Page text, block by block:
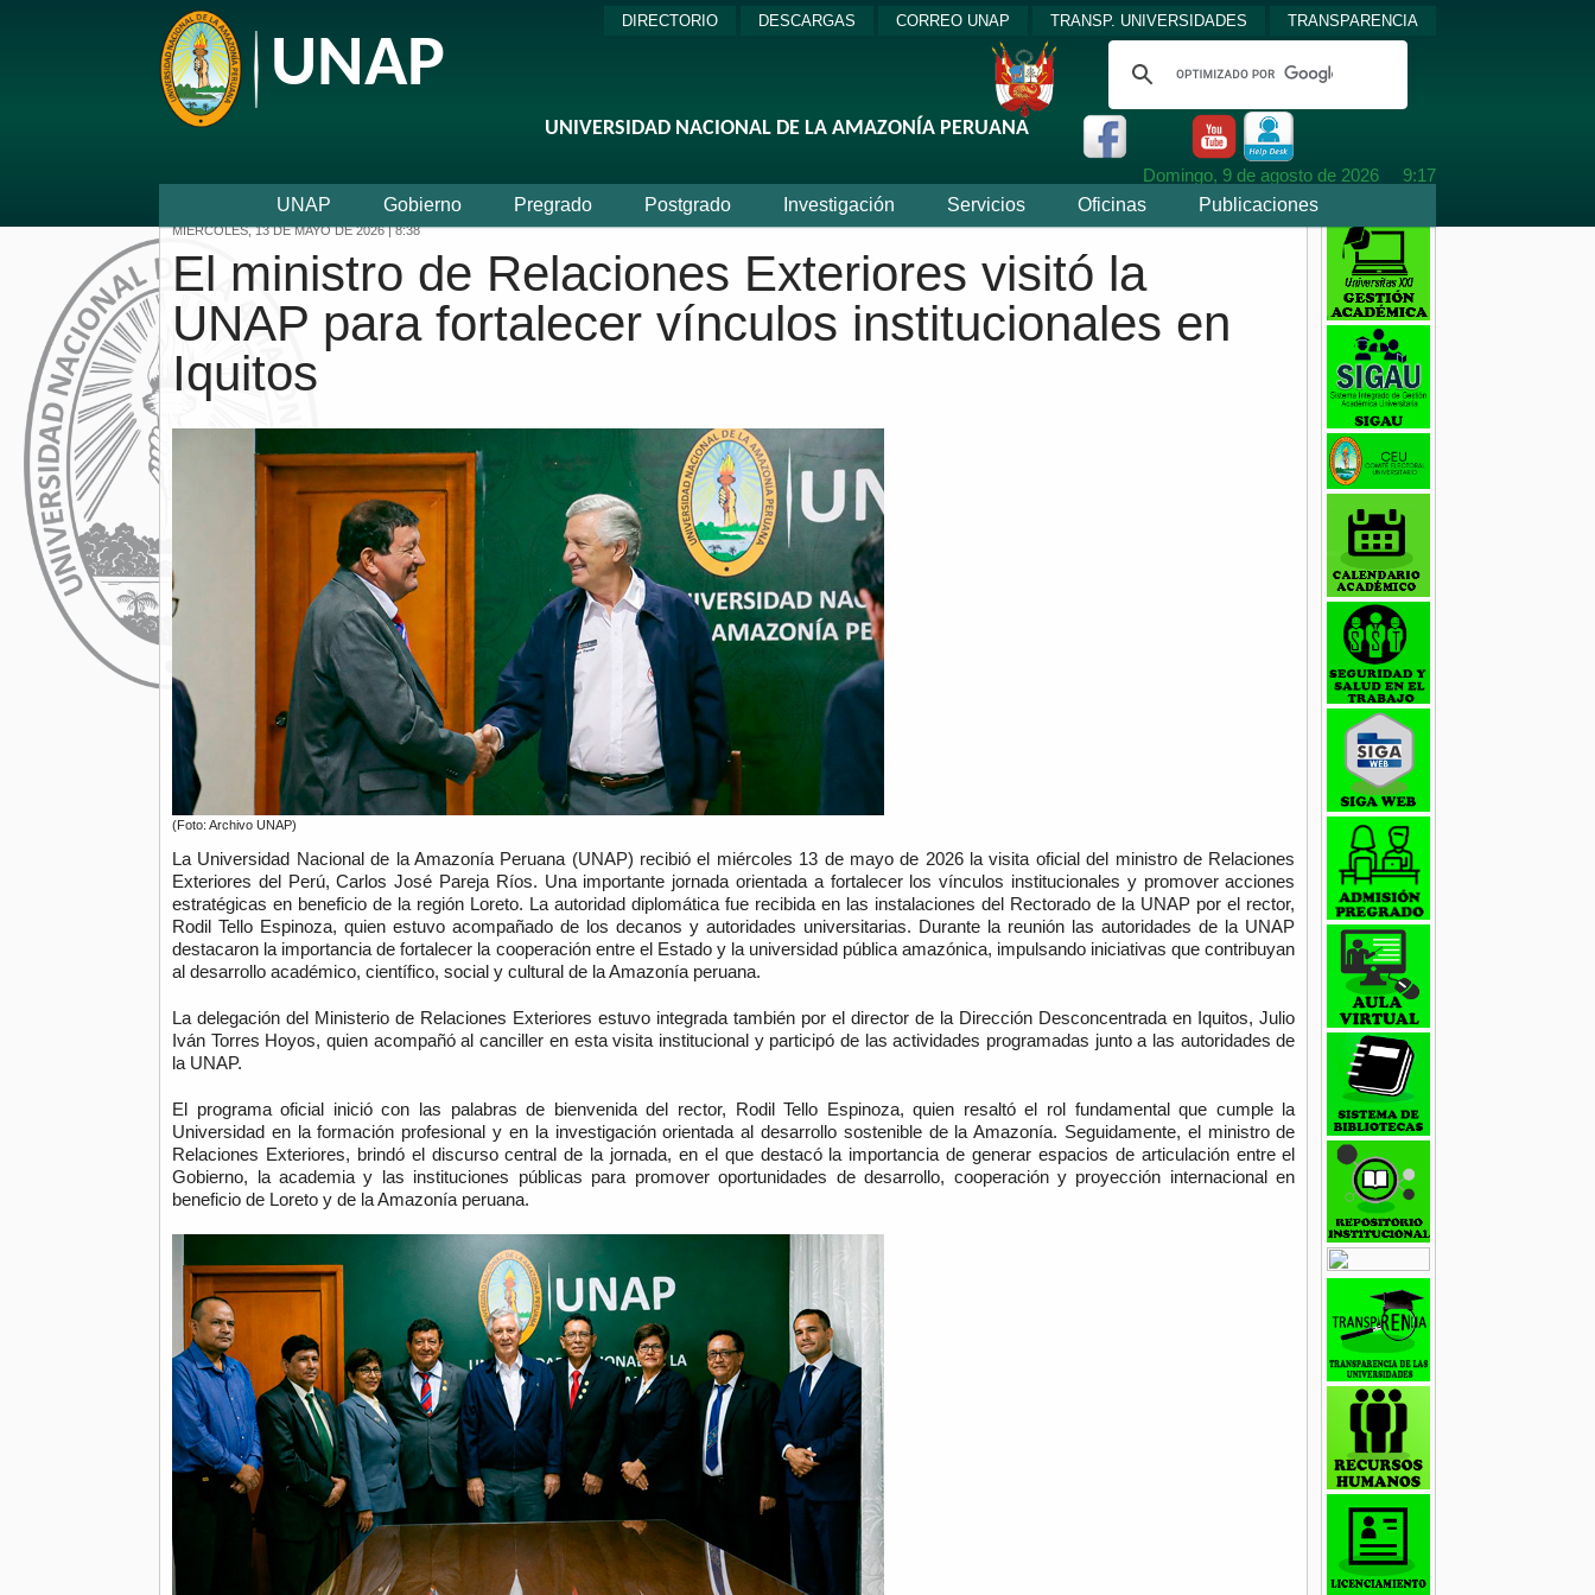
UNAP
DIRECTORIO DESCARGAS CORREO UNAP TRANSP. UNIVERSIDADES TRANSPARENCIA
Domingo, 9 de agosto de 2026 9:17
UNAP
Gobierno Pregrado Postgrado Investigación Servicios Oficinas Publicaciones
MIÉRCOLES, 13 DE MAYO DE 2026 | 8:38
El ministro de Relaciones Exteriores visitó la
UNAP para fortalecer vínculos institucionales en
Iquitos
(Foto: Archivo UNAP)
La Universidad Nacional de la Amazonía Peruana (UNAP) recibió el miércoles 13 de mayo de 2026 la visita oficial del ministro de Relaciones
Exteriores del Perú, Carlos José Pareja Ríos. Una importante jornada orientada a fortalecer los vínculos institucionales y promover acciones
estratégicas en beneficio de la región Loreto. La autoridad diplomática fue recibida en las instalaciones del Rectorado de la UNAP por el rector,
Rodil Tello Espinoza, quien estuvo acompañado de los decanos y autoridades universitarias. Durante la reunión las autoridades de la UNAP
destacaron la importancia de fortalecer la cooperación entre el Estado y la universidad pública amazónica, impulsando iniciativas que contribuyan
al desarrollo académico, científico, social y cultural de la Amazonía peruana.
La delegación del Ministerio de Relaciones Exteriores estuvo integrada también por el director de la Dirección Desconcentrada en Iquitos, Julio
Iván Torres Hoyos, quien acompañó al canciller en esta visita institucional y participó de las actividades programadas junto a las autoridades de
la UNAP.
El programa oficial inició con las palabras de bienvenida del rector, Rodil Tello Espinoza, quien resaltó el rol fundamental que cumple la
Universidad en la formación profesional y en la investigación orientada al desarrollo sostenible de la Amazonía. Seguidamente, el ministro de
Relaciones Exteriores, brindó el discurso central de la jornada, en el que destacó la importancia de generar espacios de articulación entre el
Gobierno, la academia y las instituciones públicas para promover oportunidades de desarrollo, cooperación y proyección internacional en
beneficio de Loreto y de la Amazonía peruana.